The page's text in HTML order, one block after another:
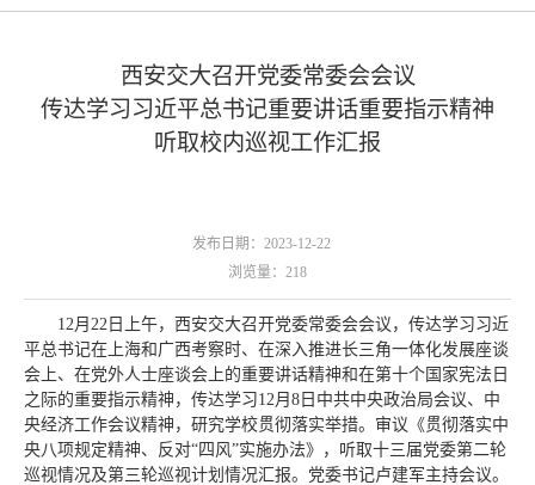
西安交大召开党委常委会会议
传达学习习近平总书记重要讲话重要指示精神
听取校内巡视工作汇报
发布日期：2023-12-22
浏览量： 218
12月22日上午，西安交大召开党委常委会会议，传达学习习近
平总书记在上海和广西考察时、在深入推进长三角一体化发展座谈
会上、在党外人士座谈会上的重要讲话精神和在第十个国家宪法日
之际的重要指示精神，传达学习12月8日中共中央政治局会议、中
央经济工作会议精神，研究学校贯彻落实举措。审议《贯彻落实中
央八项规定精神、反对“四风”实施办法》，听取十三届党委第二轮
巡视情况及第三轮巡视计划情况汇报。党委书记卢建军主持会议。